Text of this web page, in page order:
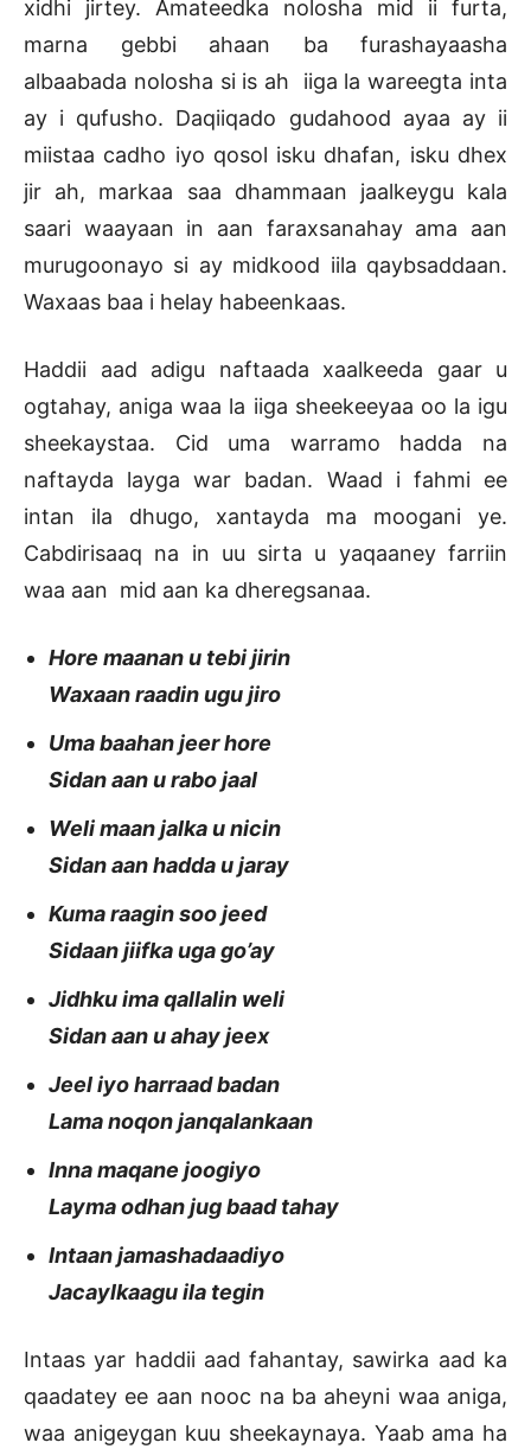
xidhi jirtey. Amateedka nolosha mid ii furta,
marna gebbi ahaan ba furashayaasha
albaabada nolosha si is ah iiga la wareegta inta
ay i qufusho. Daqiiqado gudahood ayaa ay ii
miistaa cadho iyo qosol isku dhafan, isku dhex
jir ah, markaa saa dhammaan jaalkeygu kala
saari waayaan in aan faraxsanahay ama aan
murugoonayo si ay midkood iila qaybsaddaan.
Waxaas baa i helay habeenkaas.
Haddii aad adigu naftaada xaalkeeda gaar u
ogtahay, aniga waa la iiga sheekeeyaa oo la igu
sheekaystaa. Cid uma warramo hadda na
naftayda layga war badan. Waad i fahmi ee
intan ila dhugo, xantayda ma moogani ye.
Cabdirisaaq na in uu sirta u yaqaaney farriin
waa aan mid aan ka dheregsanaa.
Hore maanan u tebi jirin
Waxaan raadin ugu jiro
Uma baahan jeer hore
Sidan aan u rabo jaal
Weli maan jalka u nicin
Sidan aan hadda u jaray
Kuma raagin soo jeed
Sidaan jiifka uga go’ay
Jidhku ima qallalin weli
Sidan aan u ahay jeex
Jeel iyo harraad badan
Lama noqon janqalankaan
Inna maqane joogiyo
Layma odhan jug baad tahay
Intaan jamashadaadiyo
Jacaylkaagu ila tegin
Intaas yar haddii aad fahantay, sawirka aad ka
qaadatey ee aan nooc na ba aheyni waa aniga,
waa anigeygan kuu sheekaynaya. Yaab ama ha